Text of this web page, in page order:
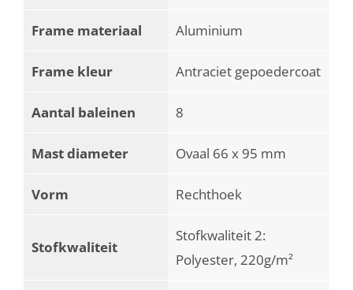
Frame materiaal Aluminium
Frame kleur Antraciet gepoedercoat
Aantal baleinen 8
Mast diameter Ovaal 66 x 95 mm
Vorm Rechthoek
Stofkwaliteit
Stofkwaliteit 2:
Polyester, 220g/m²